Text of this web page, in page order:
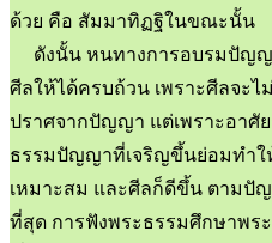
ด้วย คือ สัมมาทิฏฐิในขณะนั้น
ดังนั้น หนทางการอบรมปัญญ
ศีลให้ได้ครบถ้วน เพราะศีลจะ
ปราศจากปัญญา แต่เพราะอาศั
ธรรมปัญญาที่เจริญขึ้นย่อมทำใ
เหมาะสม และศีลก็ดีขึ้น ตาม
ที่สุด การฟังพระธรรมศึกษาพร